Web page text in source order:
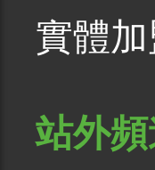
實體
站外